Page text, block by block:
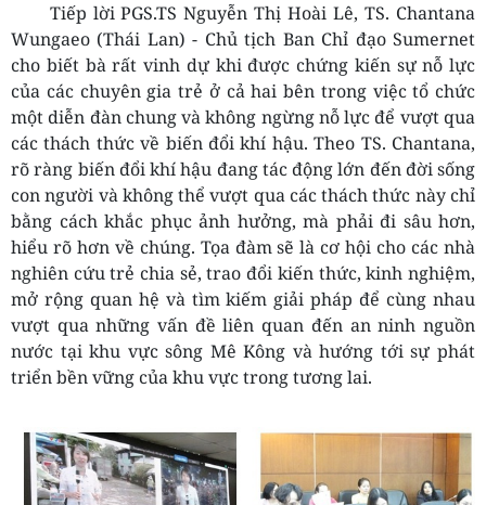
Tiếp lời PGS.TS Nguyễn Thị Hoài Lê, TS. Chantana
Wungaeo (Thái Lan) - Chủ tịch Ban Chỉ đạo Sumernet
cho biết bà rất vinh dự khi được chứng kiến sự nỗ lực
của các chuyên gia trẻ ở cả hai bên trong việc tổ chức
một diễn đàn chung và không ngừng nỗ lực để vượt qua
các thách thức về biến đổi khí hậu. Theo TS. Chantana,
rõ ràng biến đổi khí hậu đang tác động lớn đến đời sống
con người và không thể vượt qua các thách thức này chỉ
bằng cách khắc phục ảnh hưởng, mà phải đi sâu hơn,
hiểu rõ hơn về chúng. Tọa đàm sẽ là cơ hội cho các nhà
nghiên cứu trẻ chia sẻ, trao đổi kiến thức, kinh nghiệm,
mở rộng quan hệ và tìm kiếm giải pháp để cùng nhau
vượt qua những vấn đề liên quan đến an ninh nguồn
nước tại khu vực sông Mê Kông và hướng tới sự phát
triển bền vững của khu vực trong tương lai.